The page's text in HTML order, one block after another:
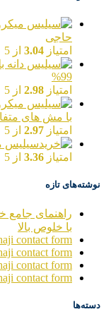
حاجی
امتیاز 3.04 از 5
99%
امتیاز 2.98 از 5
با مش های
امتیاز 2.97 از 5
امتیاز 3.36 از 5
نوشته‌های تازه
راهنمای جامع
با خلوص بالا
contact form
contact form
contact form
contact form
دسته‌ها